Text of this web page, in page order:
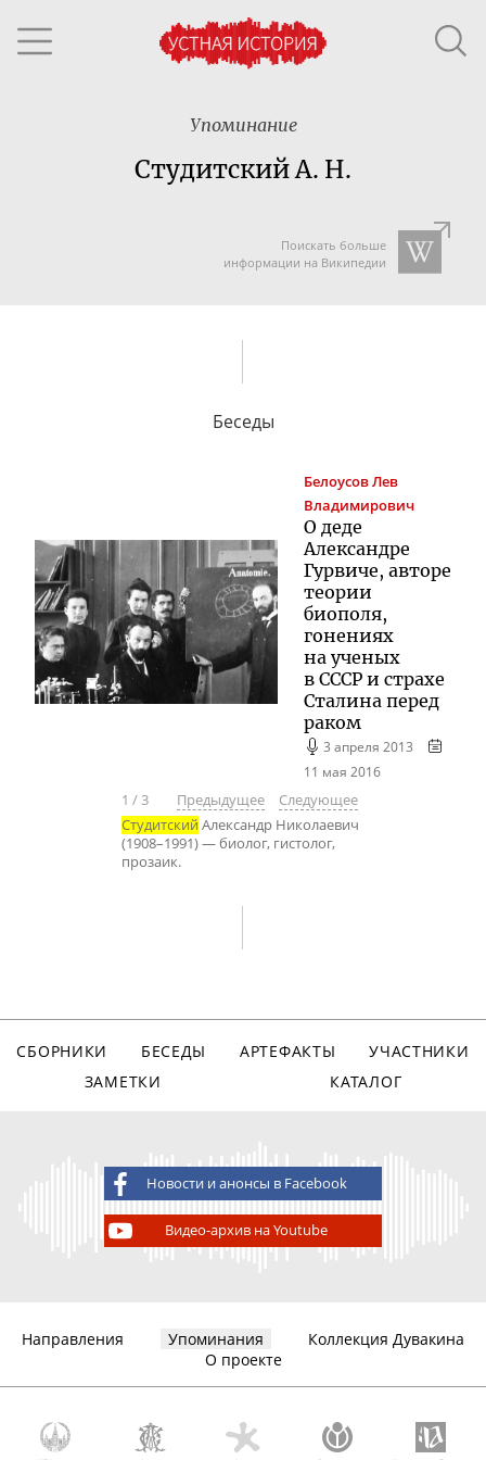
Упоминание
Студитский А. Н.
Поискать больше
информации на Википедии
Беседы
БелоусовЛев
Владимирович
О деде
Александре
Гурвиче, авторе
теории
биополя,
гонениях
на ученых
в СССР и страхе
Сталина перед
раком
3 апреля 2013
11 мая 2016
1 /3 Предыдущее
Следующее
Студитский Александр Николаевич
(1908–1991) — биолог, гистолог,
прозаик.
СБОРНИКИ БЕСЕДЫ АРТЕФАКТЫ
УЧАСТНИКИ
ЗАМЕТКИ
КАТАЛОГ
Новости и анонсы в Facebook
Видео-архив на Youtube
Направления Упоминания
Коллекция Дувакина
О проекте